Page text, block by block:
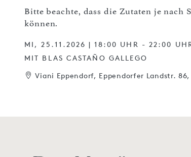
Bitte beachte, dass die Zutaten je
können.
MI, 25.11.2026 | 18:00 UHR - 22:00
MIT BLAS CASTAÑO GALLEGO
Viani Eppendorf, Eppendorfer Landstr. 86,